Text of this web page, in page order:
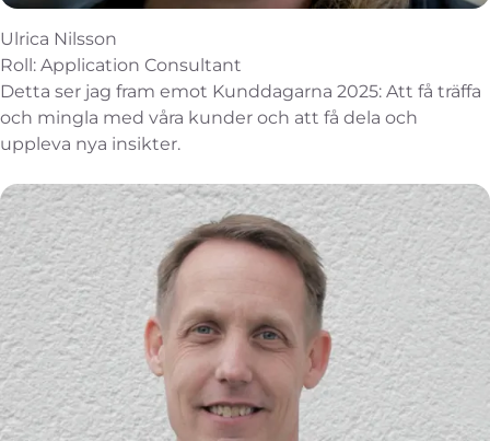
Ulrica Nilsson
Roll: Application Consultant
Detta ser jag fram emot Kunddagarna 2025: Att få träffa
och mingla med våra kunder och att få dela och
uppleva nya insikter.